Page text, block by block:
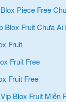
Piece Free
Blox Fruit Chưa Ai
Fruit
Fruit Free
Fruit Free
Blox Fruit Miễn